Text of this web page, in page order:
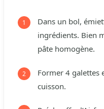
Dans un bol,
ingrédients. Bien
pâte homogène.
Former 4 galettes
cuisson.